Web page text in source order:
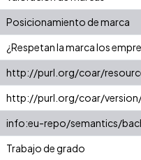
Posicionamiento de marca
¿Respetan la marca los
http://purl.org/coar/
http://purl.org/coar/
info:eu-repo/semantics/
Trabajo de grado